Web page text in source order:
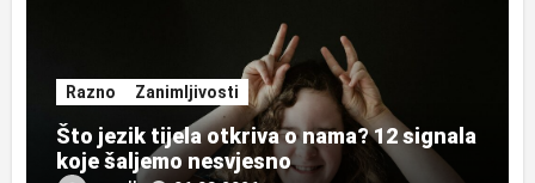
Razno Zanimljivosti
Što jezik tijela otkriva o nama? 12 signala
koje šaljemo nesvjesno